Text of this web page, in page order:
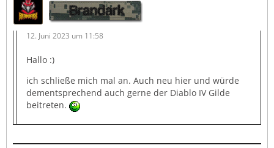
Brandark
12. Juni 2023 um 11:58
Hallo :)
ich schließe mich mal an. Auch neu hier und würde
dementsprechend auch gerne der Diablo IV Gilde
beitreten.